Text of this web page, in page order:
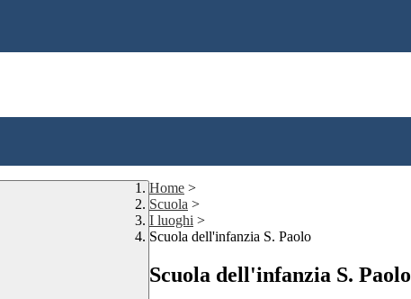
Home >
Scuola >
I luoghi >
Scuola dell'infanzia S. Paolo
Scuola dell'infanzia S. Paolo